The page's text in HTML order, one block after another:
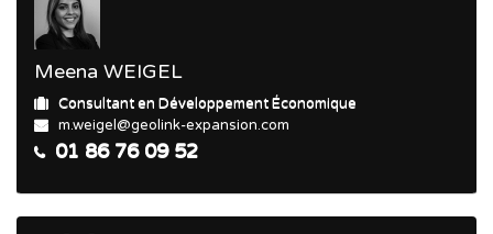
Meena WEIGEL
Consultant en Développement Économique
m.weigel@geolink-expansion.com
01 86 76 09 52